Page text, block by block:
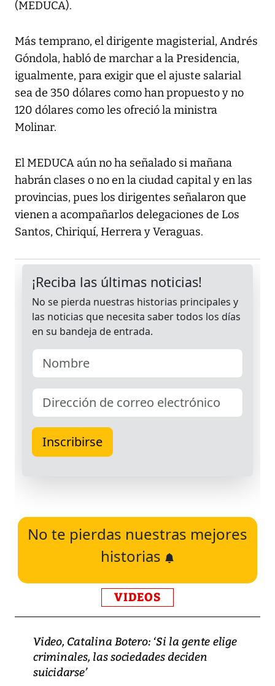
(MEDUCA).
Más temprano, el dirigente magisterial, Andrés
Góndola, habló de marchar a la Presidencia,
igualmente, para exigir que el ajuste salarial
sea de 350 dólares como han propuesto y no
120 dólares como les ofreció la ministra
Molinar.
El MEDUCA aún no ha señalado si mañana
habrán clases o no en la ciudad capital y en las
provincias, pues los dirigentes señalaron que
vienen a acompañarlos delegaciones de Los
Santos, Chiriquí, Herrera y Veraguas.
No te pierdas nuestras mejores
historias
VIDEOS
Video, Catalina Botero: ‘Si la gente elige
criminales, las sociedades deciden
suicidarse’